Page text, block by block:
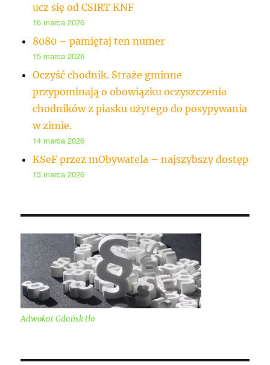
ucz się od CSIRT KNF
16 marca 2026
8080 – pamiętaj ten numer
15 marca 2026
Oczyść chodnik. Straże gminne
przypominają o obowiązku oczyszczenia
chodników z piasku użytego do posypywania
w zimie.
14 marca 2026
KSeF przez mObywatela – najszybszy dostęp
13 marca 2026
Adwokat Gdańsk tło